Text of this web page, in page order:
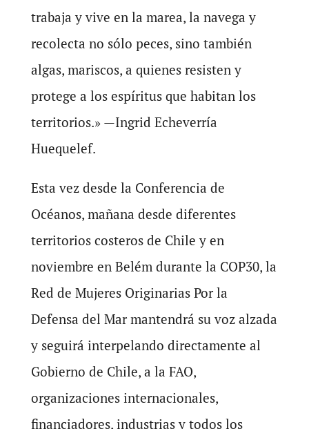
trabaja y vive en la marea, la navega y
recolecta no sólo peces, sino también
algas, mariscos, a quienes resisten y
protege a los espíritus que habitan los
territorios.» —Ingrid Echeverría
Huequelef.
Esta vez desde la Conferencia de
Océanos, mañana desde diferentes
territorios costeros de Chile y en
noviembre en Belém durante la COP30, la
Red de Mujeres Originarias Por la
Defensa del Mar mantendrá su voz alzada
y seguirá interpelando directamente al
Gobierno de Chile, a la FAO,
organizaciones internacionales,
financiadores, industrias y todos los